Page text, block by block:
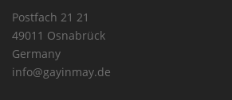
Postfach 21 21
49011 Osnabrück
Germany
info@gayinmay.de